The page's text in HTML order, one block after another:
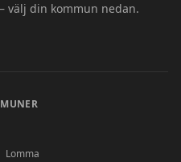
välj din kommun nedan.
Lomma